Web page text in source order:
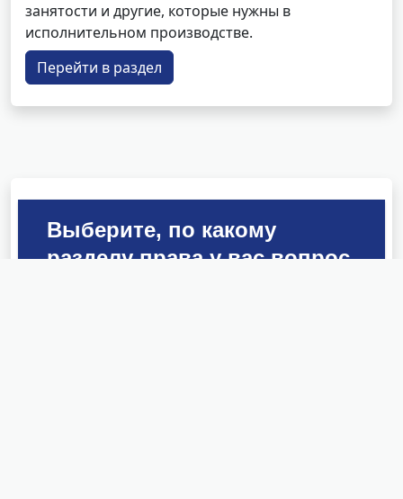
занятости и другие, которые нужны в
исполнительном производстве.
Перейти в раздел